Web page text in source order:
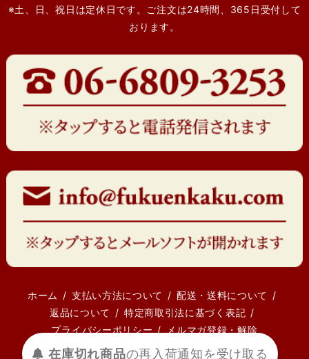
※土、日、祝日は定休日です。ご注文は24時間、365日受付して
おります。
ホーム 支払い方法について
配送・送料について
返品について
特定商取引法に基づく表記
プライバシーポリシー
メルマガ登録・解除
在庫切れ商品の再入荷通知を受け取る